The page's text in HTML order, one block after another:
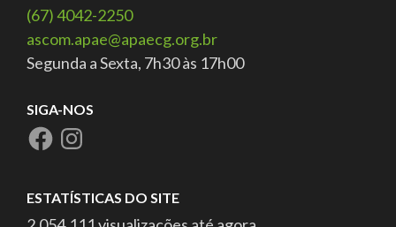
(67) 4042-2250
ascom.apae@apaecg.org.br
Segunda a Sexta, 7h30 às 17h00
SIGA-NOS
ESTATÍSTICAS DO SITE